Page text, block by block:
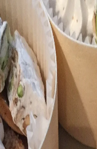
Recettes
Traiteur
Tag
#nougat
1recette
dans cette
Voir dans la